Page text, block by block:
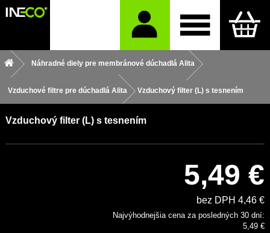
Náhradné diely pre membránové dúchadlá Alita
Vzduchové filtre pre dúchadlá Alita Vzduchový filter (L) s tesnením
Vzduchový filter (L) s tesnením
5,49 €
bez DPH 4,46 €
Najvýhodnejšia cena za posledných 30 dní:
5,49 €